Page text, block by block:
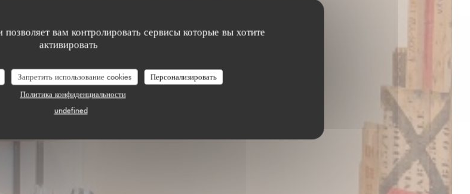
позволяет вам контролировать сервисы которые вы хотите
активировать
Запретить использование cookies
Персонализировать
Политика конфиденциальности
undefined
BIO